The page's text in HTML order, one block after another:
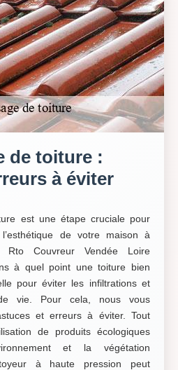
de toiture :
à éviter
est une étape cruciale pour
de votre maison à
Rto Couvreur Vendée Loire
à quel point une toiture bien
pour éviter les infiltrations et
vie. Pour cela, nous vous
et erreurs à éviter. Tout
de produits écologiques
et la végétation
à haute pression peut